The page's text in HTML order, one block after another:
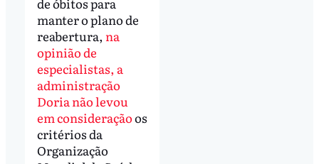
manter o plano de
reabertura, na
opinião de
especialistas, a
administração
Doria não levou
em consideraçãoos
critérios da
Organização